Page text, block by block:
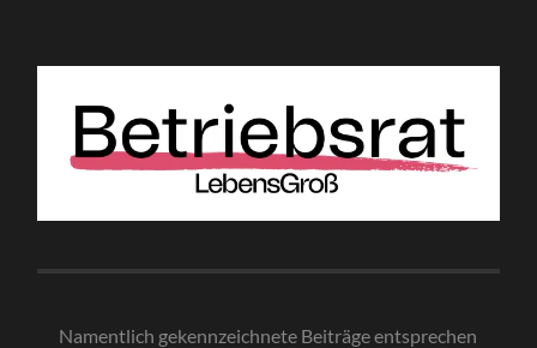
Namentlich gekennzeichnete Beiträge entsprechen